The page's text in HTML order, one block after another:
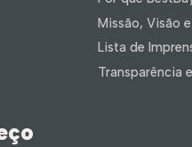
Missão, Visão
Lista de
Transparência